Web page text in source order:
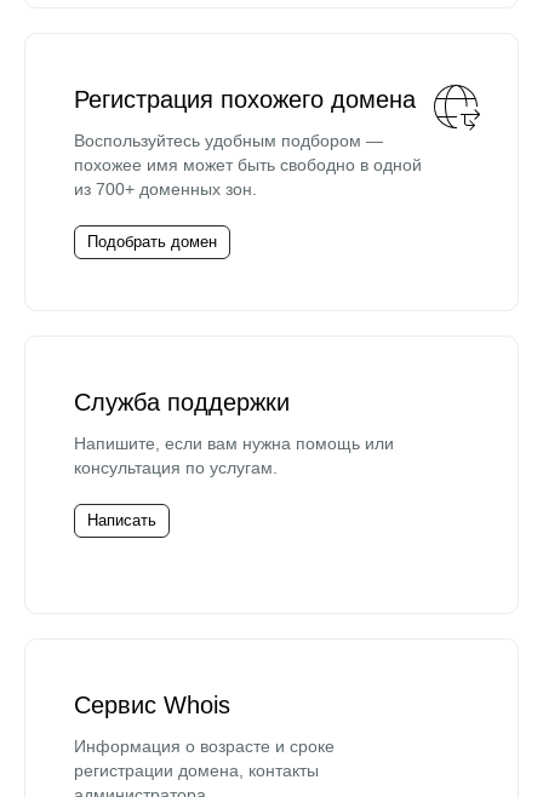
Регистрация похожего домена
Воспользуйтесь удобным подбором —
похожее имя может быть свободно в одной
из 700+ доменных зон.
Подобрать домен
Служба поддержки
Напишите, если вам нужна помощь или
консультация по услугам.
Написать
Сервис Whois
Информация о возрасте и сроке
регистрации домена, контакты